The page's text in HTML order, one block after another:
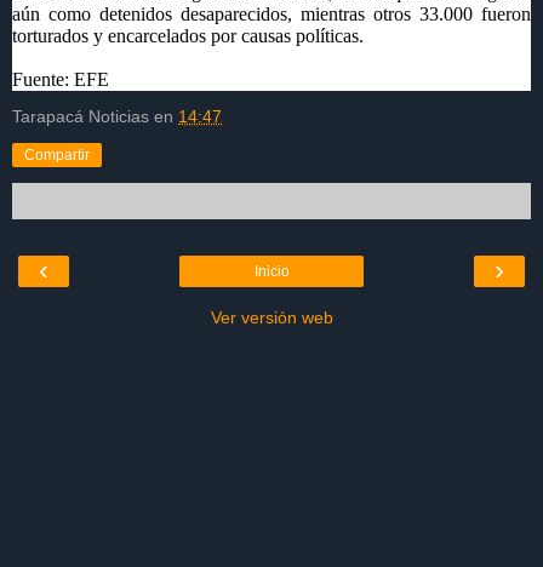
aún como detenidos desaparecidos, mientras otros 33.000 fueron
torturados y encarcelados por causas políticas.
Fuente: EFE
Tarapacá Noticias en 14:47
Compartir
‹ ›
Inicio
Ver versión web